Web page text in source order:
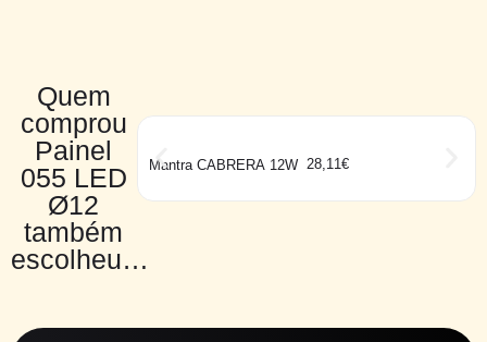
Quem
comprou
Painel
055 LED
Ø12
também
escolheu…
Mantra CABRERA 12W 28,11 €